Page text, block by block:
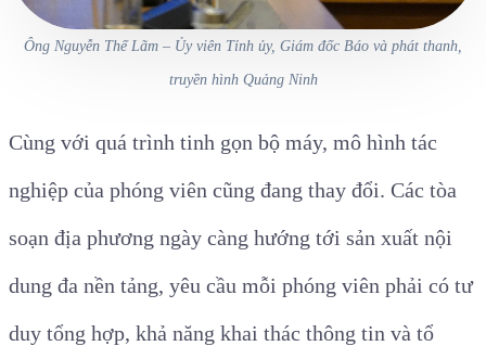
Ông Nguyễn Thế Lãm – Ủy viên Tỉnh ủy, Giám đốc Báo và phát thanh,
truyền hình Quảng Ninh
Cùng với quá trình tinh gọn bộ máy, mô hình tác
nghiệp của phóng viên cũng đang thay đổi. Các tòa
soạn địa phương ngày càng hướng tới sản xuất nội
dung đa nền tảng, yêu cầu mỗi phóng viên phải có tư
duy tổng hợp, khả năng khai thác thông tin và tổ